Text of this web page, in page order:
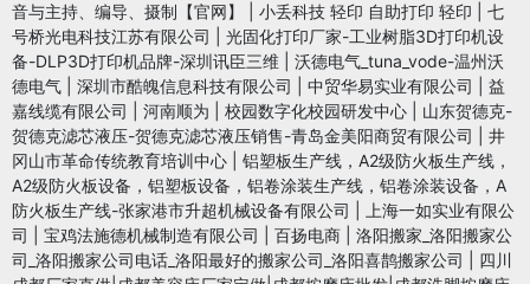
音与主持、编导、摄制【官网】
小丢科技 轻印 自助打印 轻印
七
号桥光电科技江苏有限公司
光固化打印厂家-工业树脂3D打印机设
备-DLP3D打印机品牌-深圳讯臣三维
沃德电气_tuna_vode-温州沃
德电气
深圳市酷魄信息科技有限公司 中贸华易实业有限公司
益
嘉线缆有限公司
河南顺为 校园数字化校园研发中心
山东贺德克-
贺德克滤芯液压-贺德克滤芯液压销售-青岛金美阳商贸有限公司
井
冈山市革命传统教育培训中心
铝塑板生产线，A2级防火板生产线，
A2级防火板设备，铝塑板设备，铝卷涂装生产线，铝卷涂装设备，A
防火板生产线-张家港市升超机械设备有限公司
上海一如实业有限公
司
宝鸡法施德机械制造有限公司 百扬电商
洛阳搬家_洛阳搬家公
司_洛阳搬家公司电话_洛阳最好的搬家公司_洛阳喜鹊搬家公司
四川